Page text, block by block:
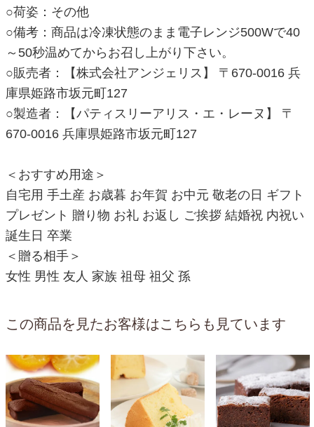
○荷姿：その他
○備考：商品は冷凍状態のまま電子レンジ500Wで40
～50秒温めてからお召し上がり下さい。
○販売者：【株式会社アンジェリス】 〒670-0016 兵
庫県姫路市坂元町127
○製造者：【パティスリーアリス・エ・レーヌ】 〒
670-0016 兵庫県姫路市坂元町127
＜おすすめ用途＞
自宅用 手土産 お歳暮 お年賀 お中元 敬老の日 ギフト
プレゼント 贈り物 お礼 お返し ご挨拶 結婚祝 内祝い
誕生日 卒業
＜贈る相手＞
女性 男性 友人 家族 祖母 祖父 孫
この商品を見たお客様はこちらも見ています